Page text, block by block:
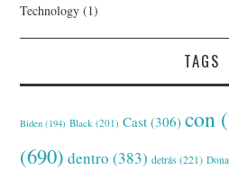
Technology (1)
TAGS
Biden (194) Black (201) Cast (306) con
(690) dentro (383) detrás (221)